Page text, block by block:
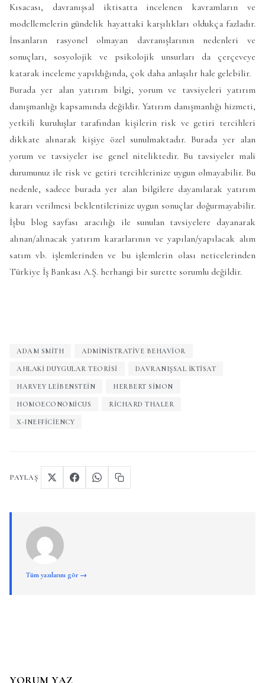
Kısacası, davranışsal iktisatta incelenen kavramların ve
modellemelerin gündelik hayattaki karşılıkları oldukça fazladır.
İnsanların rasyonel olmayan davranışlarının nedenleri ve
sonuçları, sosyolojik ve psikolojik unsurları da çerçeveye
katarak inceleme yapıldığında, çok daha anlaşılır hale gelebilir.
Burada yer alan yatırım bilgi, yorum ve tavsiyeleri yatırım
danışmanlığı kapsamında değildir. Yatırım danışmanlığı hizmeti,
yetkili kuruluşlar tarafından kişilerin risk ve getiri tercihleri
dikkate alınarak kişiye özel sunulmaktadır. Burada yer alan
yorum ve tavsiyeler ise genel niteliktedir. Bu tavsiyeler mali
durumunuz ile risk ve getiri tercihlerinize uygun olmayabilir. Bu
nedenle, sadece burada yer alan bilgilere dayanılarak yatırım
kararı verilmesi beklentilerinize uygun sonuçlar doğurmayabilir.
İşbu blog sayfası aracılığı ile sunulan tavsiyelere dayanarak
alınan/alınacak yatırım kararlarının ve yapılan/yapılacak alım
satım vb. işlemlerinden ve bu işlemlerin olası neticelerinden
Türkiye İş Bankası A.Ş. herhangi bir surette sorumlu değildir.​​
ADAM SMITH ADMINISTRATIVE BEHAVIOR
AHLAKI DUYGULAR TEORISI DAVRANIŞSAL İKTISAT
HARVEY LEIBENSTEIN HERBERT SIMON
HOMOECONOMICUS RICHARD THALER
X-INEFFICIENCY
PAYLAŞ
Tüm yazılarını gör →
YORUM YAZ